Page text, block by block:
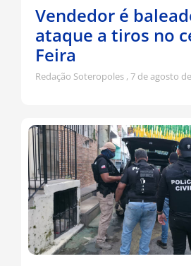
Vendedor é
ataque a tiros no
Feira
Redação Soteropoles 7 de agosto